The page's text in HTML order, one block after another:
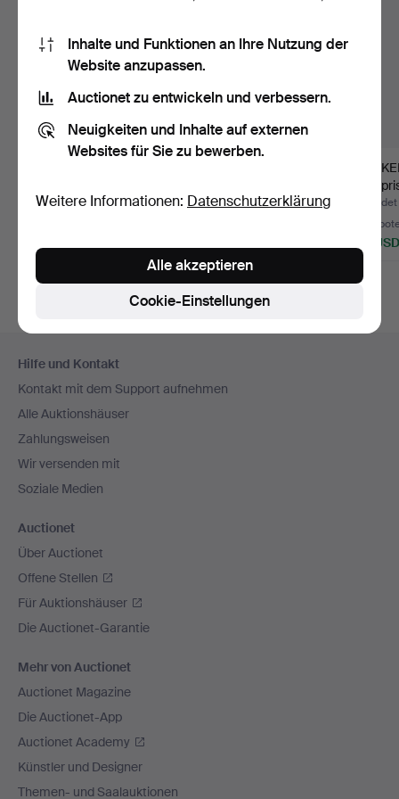
sechs Kerz…
Beendet 31. Jul 2026
Glaslater…
Beendet 8. Jul 2026
2
43 USD
Navigation
Hilfe und Kontakt
Kontakt mit dem Support aufnehmen
Alle Auktionshäuser
Zahlungsweisen
Wir versenden mit
Soziale Medien
Auctionet
Über Auctionet
Offene Stellen
Für Auktionshäuser
Die Auctionet-Garantie
Mehr von Auctionet
Auctionet Magazine
Die Auctionet-App
Auctionet Academy
Künstler und Designer
Themen- und Saalauktionen
Inhalte und Funktionen an Ihre Nutzung der
Website anzupassen.
Auctionet zu entwickeln und verbessern.
Neuigkeiten und Inhalte auf externen
Websites für Sie zu bewerben.
Weitere Informationen: Datenschutzerklärung
Cookie-Einstellungen
Alle akzeptieren